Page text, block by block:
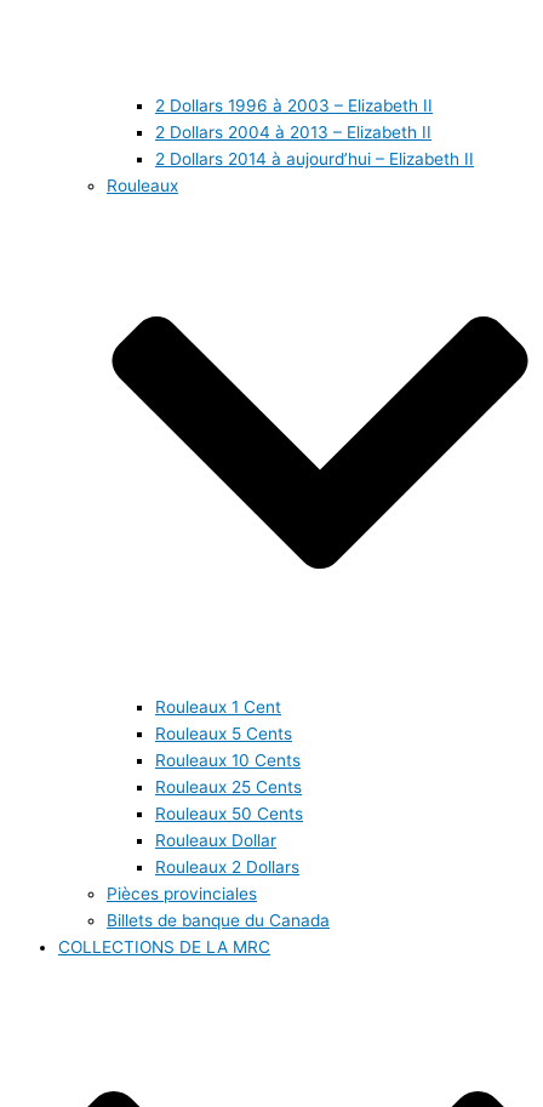
2 Dollars 1996 à 2003 – Elizabeth II
2 Dollars 2004 à 2013 – Elizabeth II
2 Dollars 2014 à aujourd’hui – Elizabeth II
Rouleaux
Rouleaux 1 Cent
Rouleaux 5 Cents
Rouleaux 10 Cents
Rouleaux 25 Cents
Rouleaux 50 Cents
Rouleaux Dollar
Rouleaux 2 Dollars
Pièces provinciales
Billets de banque du Canada
COLLECTIONS DE LA MRC